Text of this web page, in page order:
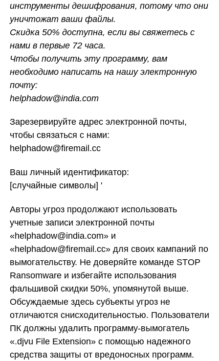
инструменты дешифрования, потому что они
уничтожат ваши файлы.
Скидка 50% доступна, если вы свяжетесь с
нами в первые 72 часа.
Чтобы получить эту программу, вам
необходимо написать на нашу электронную
почту:
helphadow@india.com
Зарезервируйте адрес электронной почты,
чтобы связаться с нами:
helphadow@firemail.cc
Ваш личный идентификатор:
[случайные символы] '
Авторы угроз продолжают использовать
учетные записи электронной почты
«helphadow@india.com» и
«helphadow@firemail.cc» для своих кампаний по
вымогательству. Не доверяйте команде STOP
Ransomware и избегайте использования
фальшивой скидки 50%, упомянутой выше.
Обсуждаемые здесь субъекты угроз не
отличаются снисходительностью. Пользователи
ПК должны удалить программу-вымогатель
«.djvu File Extension» с помощью надежного
средства защиты от вредоносных программ.